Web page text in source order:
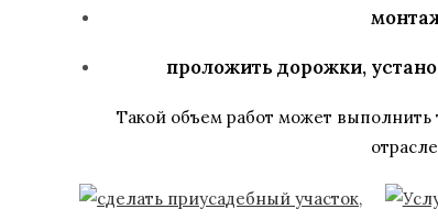
проложить дорожки,
Такой объем работ может выполнить